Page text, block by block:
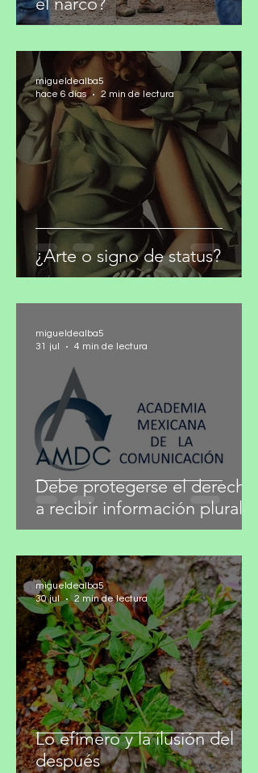
¿Puede Morena romper con
el narco?
¿Arte o signo de status?
migueldealba5
hace 6 días
2 min de lectura
Debe protegerse el derecho
a recibir información plural
migueldealba5
31 jul
4 min de lectura
migueldealba5
30 jul
2 min de lectura